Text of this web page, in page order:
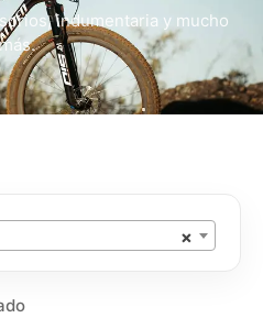
indumentaria y mucho
×